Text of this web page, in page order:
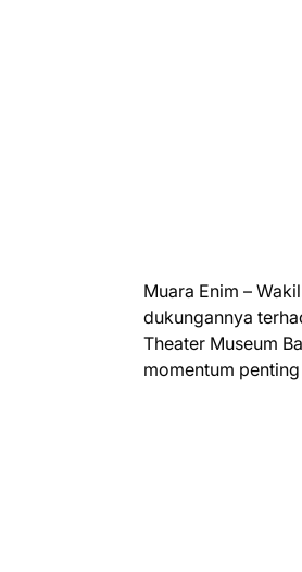
Muara Enim –
dukungannya
Theater Museum
momentum